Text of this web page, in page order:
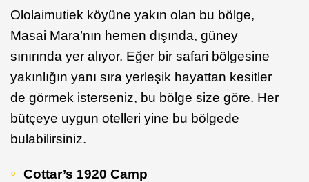
Ololaimutiek köyüne yakın olan bu bölge,
Masai Mara’nın hemen dışında, güney
sınırında yer alıyor. Eğer bir safari bölgesine
yakınlığın yanı sıra yerleşik hayattan kesitler
de görmek isterseniz, bu bölge size göre. Her
bütçeye uygun otelleri yine bu bölgede
bulabilirsiniz.
Cottar’s 1920 Camp